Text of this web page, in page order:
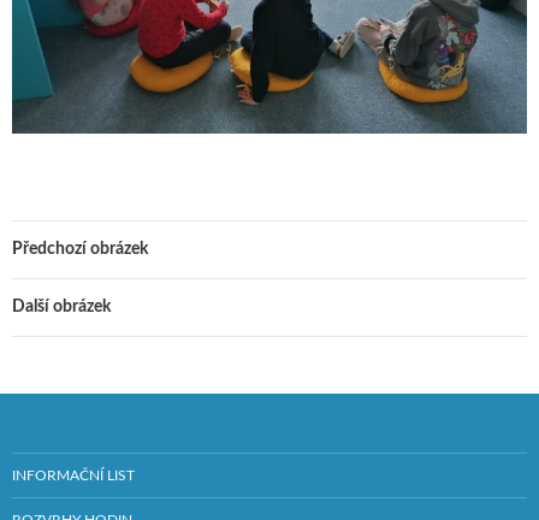
Předchozí obrázek
Další obrázek
INFORMAČNÍ LIST